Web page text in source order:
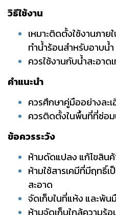
วิธีใช้งาน
เหมาะติดตั้งใช้งานภา
ทำน้ำร้อนสำหรับอาบน้ำ
ควรใช้งานกับน้ำสะอาด
คำแนะนำ
ควรศึกษาคู่มืออย่างละ
ควรติดตั้งในพื้นที่ที่ซ่อม
ข้อควรระวัง
ห้ามดัดแปลง แก้ไขสินค้
ห้ามใช้สารเคมีที่มีฤทธิ์
สะอาด
จัดเก็บในที่แห้ง และพ้น
ห้ามจัดเก็บใกล้ความร้อ